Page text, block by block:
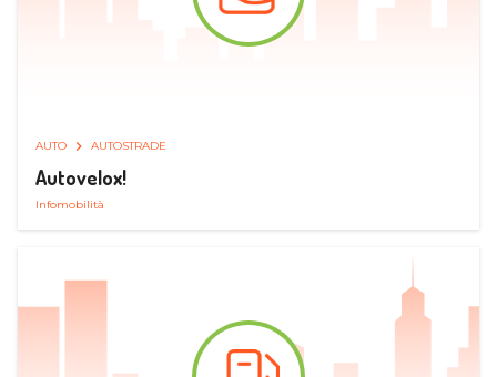
AUTO AUTOSTRADE
Autovelox!
Infomobilità